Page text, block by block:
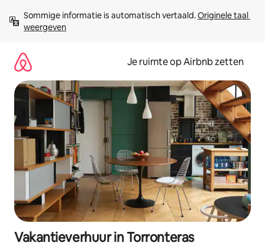
direct
naar
Sommige informatie is automatisch vertaald. Originele taal
weergeven
Je ruimte op Airbnb zetten
Vakantieverhuur in Torronteras